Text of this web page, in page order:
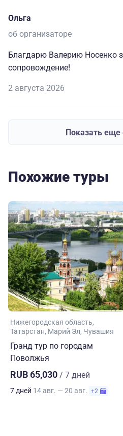
Ольга
об организаторе
Благдарю Валерию Носенко
сопровождение!
2 августа 2026
Показать
Похожие туры
Нижегородская область
Татарстан Марий Эл Чувашия
Гранд тур по городам
Поволжья
RUB 65,030 / 7 дней
7 дней 14 авг. — 20 авг. +2